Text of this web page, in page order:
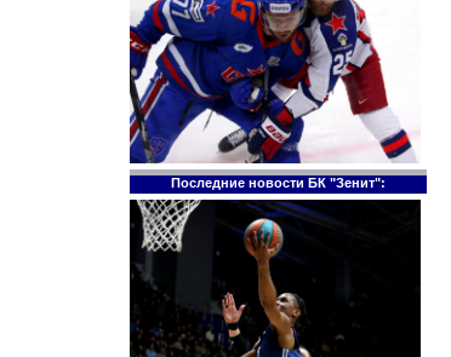
Последние новости БК "Зенит":